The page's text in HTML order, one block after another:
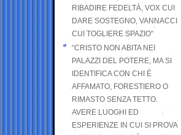
RIBADIRE FEDELTÀ, VOX CUI
DARE SOSTEGNO, VANNACCI
CUI TOGLIERE SPAZIO”
“CRISTO NON ABITA NEI
PALAZZI DEL POTERE, MA SI
IDENTIFICA CON CHI È
AFFAMATO, FORESTIERO O
RIMASTO SENZA TETTO.
AVERE LUOGHI ED
ESPERIENZE IN CUI SI PROVA